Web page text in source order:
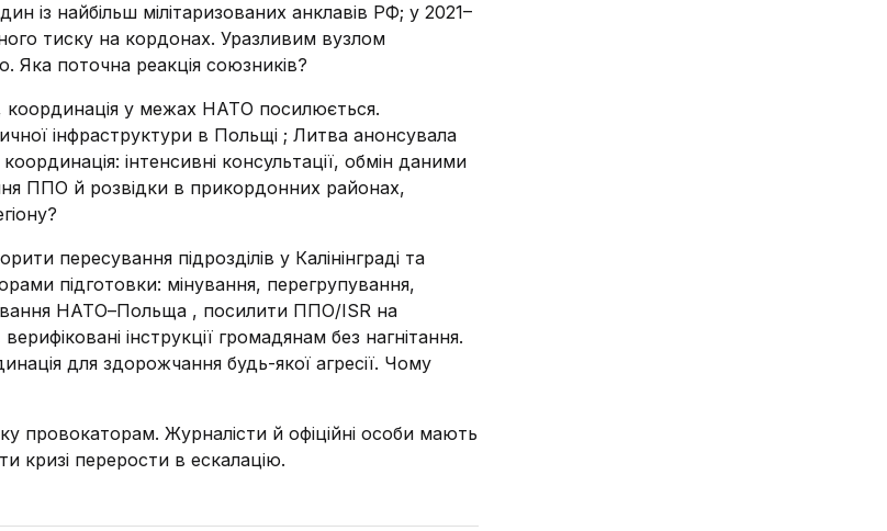
із найбільш мілітаризованих анклавів РФ; у 2021–
тиску на кордонах. Уразливим вузлом
поточна реакція союзників?
координація у межах НАТО посилюється.
інфраструктури в Польщі ; Литва анонсувала
інтенсивні консультації, обмін даними
ППО й розвідки в прикордонних районах,
пересування підрозділів у Калінінграді та
підготовки: мінування, перегрупування,
НАТО–Польща , посилити ППО/ISR на
інструкції громадянам без нагнітання.
для здорожчання будь-якої агресії. Чому
провокаторам. Журналісти й офіційні особи мають
кризі перерости в ескалацію.